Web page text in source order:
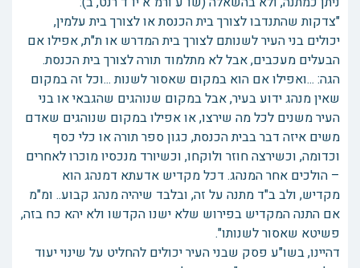
"צדקות שהתנדבו לצורך בית הכנסת או לצורך בית עלמין,
יכולים בני העיר לשנותם לצורך בית המדרש או ת"ת, אפילו אם
הבעלים מעכבים, אבל לא מתלמוד תורה לצורך בית הכנסת.
הגה: ...ואפילו אם הוא במקום שאסור לשנות ...וכל זה במקום
שאין מנהג ידוע בעיר, אבל במקום שנוהגים שהגבאי או בני
העיר משנים לכל מה שירצו, או אפילו במקום שנוהגים שאדם
משים איזה דבר בבית הכנסת, כגון ספר תורה או כלי כסף
וכדומה, וכשירצה חוזר ולוקחו, וכשיורד מנכסיו מוכרו לאחרים
– הולכים אחר המנהג. דכל מקדיש אדעתא דמנהג הוא
מקדיש, ולב ב"ד מתנה על זה, ובלבד שיהיה מנהג קבוע.. ומ"מ
אם התנה המקדיש בפירוש שלא ישנו הקדשו ולא יהא כח בזה,
פשיטא שאסור לשנותו".
דהיינו, בשו"ע פסק שבני העיר יכולים להחליט על שינוי יעוד